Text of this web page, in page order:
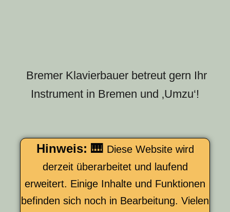
Bremer Klavierbauer betreut gern Ihr
Instrument in Bremen und ‚Umzu‘!
Hinweis: 🎹 Diese Website wird
derzeit überarbeitet und laufend
erweitert. Einige Inhalte und Funktionen
befinden sich noch in Bearbeitung. Vielen